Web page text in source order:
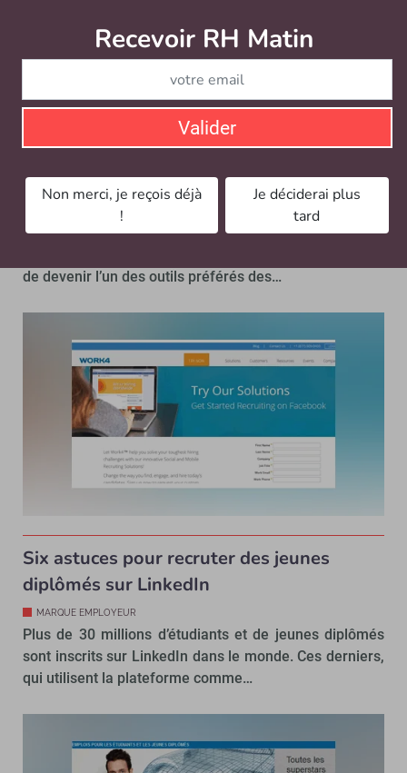
Gaëlle Fillion
À lire aussi…
Facebook séduit de plus en plus les
recruteurs des PME
MARQUE EMPLOYEUR
Le réseau social, qui dénombre pas moins de
de devenir l’un des outils préférés des…
Six astuces pour recruter des jeunes
diplômés sur LinkedIn
MARQUE EMPLOYEUR
Plus de 30 millions d’étudiants et de jeunes diplômés
sont inscrits sur LinkedIn dans le monde. Ces derniers,
qui utilisent la plateforme comme…
Recevoir RH Matin
Valider
Non merci, je reçois déjà
!
Je déciderai plus
tard